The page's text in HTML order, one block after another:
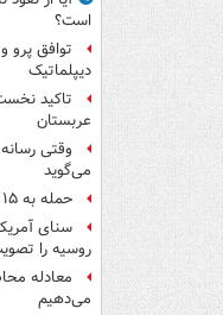
است؟
توافق پرو
دیپلماتیک
تاکید
عربستان
وقتی
می‌گوید
حمله به ۱۵ نفتکش‌ اماراتی از ابتدای جنگ
سنای
روسیه را
معادله
می‌دهیم